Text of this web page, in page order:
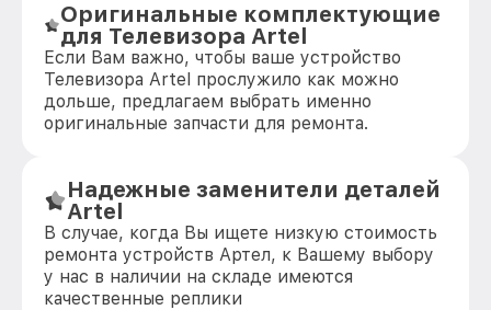
Оригинальные комплектующие
для Телевизора Artel
Если Вам важно, чтобы ваше устройство
Телевизора Artel прослужило как можно
дольше, предлагаем выбрать именно
оригинальные запчасти для ремонта.
Надежные заменители деталей
Artel
В случае, когда Вы ищете низкую стоимость
ремонта устройств Артел, к Вашему выбору
у нас в наличии на складе имеются
качественные реплики